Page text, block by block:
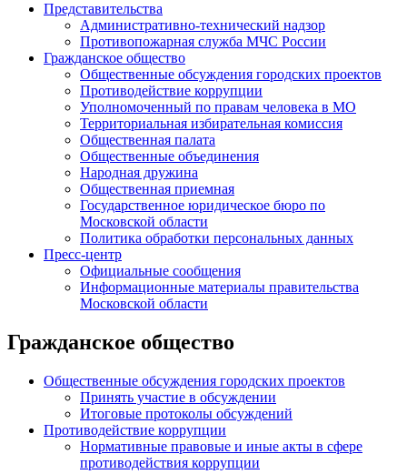
Представительства
Административно-технический надзор
Противопожарная служба МЧС России
Гражданское общество
Общественные обсуждения городских проектов
Противодействие коррупции
Уполномоченный по правам человека в МО
Территориальная избирательная комиссия
Общественная палата
Общественные объединения
Народная дружина
Общественная приемная
Государственное юридическое бюро по
Московской области
Политика обработки персональных данных
Пресс-центр
Официальные сообщения
Информационные материалы правительства
Московской области
Гражданское общество
Общественные обсуждения городских проектов
Принять участие в обсуждении
Итоговые протоколы обсуждений
Противодействие коррупции
Нормативные правовые и иные акты в сфере
противодействия коррупции